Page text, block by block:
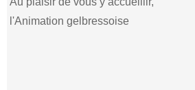
l'Animation gelbressoise